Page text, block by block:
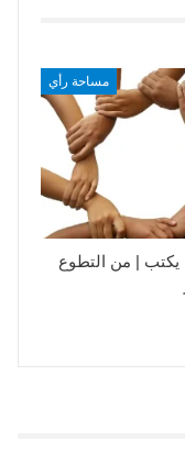
مساحة رأي
| من التطوع